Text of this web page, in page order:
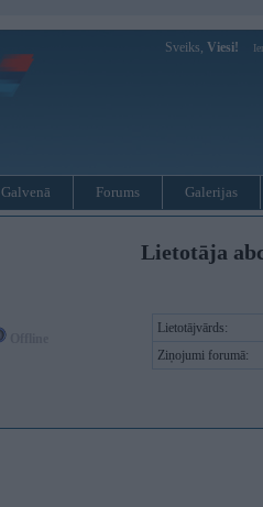
Sveiks, Viesi!
Galvenā Forums Galerijas
Lietotāja
Lietotājvārds:
Ziņojumi forumā: